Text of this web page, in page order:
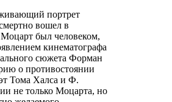
портрет
вошел в
был человеком,
кинематографа
сюжета Форман
о противостоянии
Тома Халса и Ф.
не только Моцарта, но